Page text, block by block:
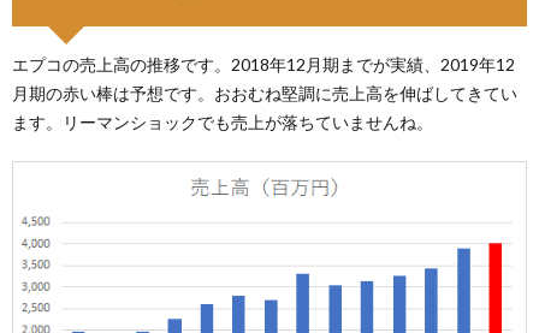
エプコの売上高の推移です。2018年12月期までが実績、2019年12
月期の赤い棒は予想です。おおむね堅調に売上高を伸ばしてきてい
ます。リーマンショックでも売上が落ちていませんね。